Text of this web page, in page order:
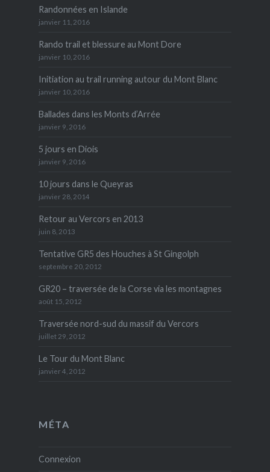
Randonnées en Islande
janvier 11, 2016
Rando trail et blessure au Mont Dore
janvier 10, 2016
Initiation au trail running autour du Mont Blanc
janvier 10, 2016
Ballades dans les Monts d’Arrée
janvier 9, 2016
5 jours en Diois
janvier 9, 2016
10 jours dans le Queyras
janvier 28, 2014
Retour au Vercors en 2013
juin 8, 2013
Tentative GR5 des Houches à St Gingolph
septembre 20, 2012
GR20 – traversée de la Corse via les montagnes
août 15, 2012
Traversée nord-sud du massif du Vercors
juillet 29, 2012
Le Tour du Mont Blanc
janvier 4, 2012
MÉTA
Connexion